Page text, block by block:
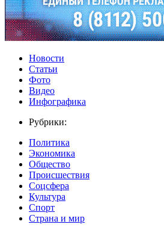
Новости
Статьи
Фото
Видео
Инфографика
Рубрики:
Политика
Экономика
Общество
Происшествия
Соцсфера
Культура
Спорт
Страна и мир